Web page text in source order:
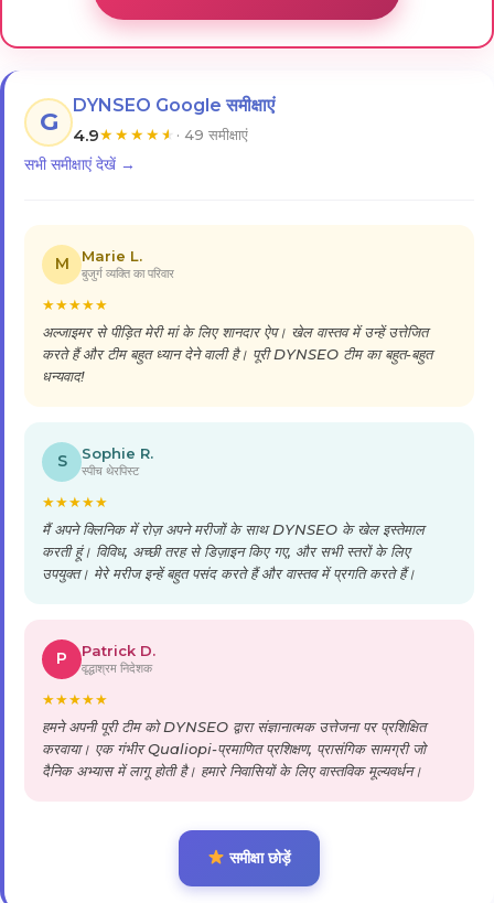
G
DYNSEO Google समीक्षाएं
4.9★★★★★ · 49 समीक्षाएं
सभी समीक्षाएं देखें →
M Marie L.
बुजुर्ग व्यक्ति का परिवार
★★★★★
अल्जाइमर से पीड़ित मेरी मां के लिए शानदार ऐप। खेल वास्तव में उन्हें उत्तेजित
करते हैं और टीम बहुत ध्यान देने वाली है। पूरी DYNSEO टीम का बहुत-बहुत
धन्यवाद!
S Sophie R.
स्पीच थेरपिस्ट
★★★★★
मैं अपने क्लिनिक में रोज़ अपने मरीजों के साथ DYNSEO के खेल इस्तेमाल
करती हूं। विविध, अच्छी तरह से डिज़ाइन किए गए, और सभी स्तरों के लिए
उपयुक्त। मेरे मरीज इन्हें बहुत पसंद करते हैं और वास्तव में प्रगति करते हैं।
P Patrick D.
वृद्धाश्रम निदेशक
★★★★★
हमने अपनी पूरी टीम को DYNSEO द्वारा संज्ञानात्मक उत्तेजना पर प्रशिक्षित
करवाया। एक गंभीर Qualiopi-प्रमाणित प्रशिक्षण, प्रासंगिक सामग्री जो
दैनिक अभ्यास में लागू होती है। हमारे निवासियों के लिए वास्तविक मूल्यवर्धन।
समीक्षा छोड़ें